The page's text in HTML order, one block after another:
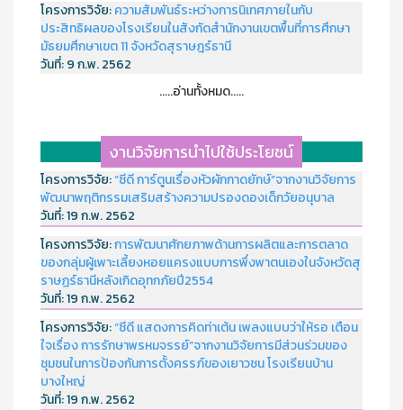
โครงการวิจัย:ความสัมพันธ์ระหว่างการนิเทศภายในกับ
ประสิทธิผลของโรงเรียนในสังกัดสำนักงานเขตพื้นที่การศึกษา
มัธยมศึกษาเขต 11 จังหวัดสุราษฎร์ธานี
วันที่:9 ก.พ. 2562
.....อ่านทั้งหมด.....
งานวิจัยการนำไปใช้ประโยชน์
โครงการวิจัย:“ซีดี การ์ตูนเรื่องหัวผักกาดยักษ์”จากงานวิจัยการ
พัฒนาพฤติกรรมเสริมสร้างความปรองดองเด็กวัยอนุบาล
วันที่:19 ก.พ. 2562
โครงการวิจัย:การพัฒนาศักยภาพด้านการผลิตและการตลาด
ของกลุ่มผู้เพาะเลี้ยงหอยแครงแบบการพึ่งพาตนเองในจังหวัดสุ
ราษฏร์ธานีหลังเกิดอุทกภัยปี2554
วันที่:19 ก.พ. 2562
โครงการวิจัย:“ซีดี แสดงการคิดท่าเต้น เพลงแบบว่าให้รอ เตือน
ใจเรื่อง การรักษาพรหมจรรย์”จากงานวิจัยการมีส่วนร่วมของ
ชุมชนในการป้องกันการตั้งครรภ์ของเยาวชน โรงเรียนบ้าน
บางใหญ่
วันที่:19 ก.พ. 2562